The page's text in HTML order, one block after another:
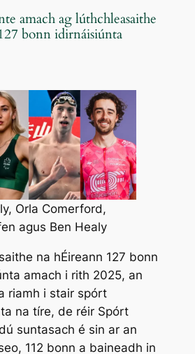
amach ag lúthchleasaithe
bonn idirnáisiúnta
Orla Comerford,
agus Ben Healy
na hÉireann 127 bonn
amach i rith 2025, an
riamh i stair spórt
na tíre, de réir Spórt
suntasach é sin ar an
112 bonn a baineadh in